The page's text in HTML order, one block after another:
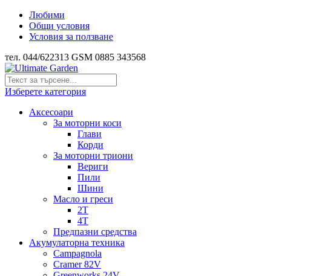
Любими
Общи условия
Условия за ползване
тел. 044/622313 GSM 0885 343568
Изберете категория
Аксесоари
За моторни коси
Глави
Корди
За моторни триони
Вериги
Пили
Шини
Масло и греси
2Т
4Т
Предпазни средства
Акумулаторна техника
Campagnola
Cramer 82V